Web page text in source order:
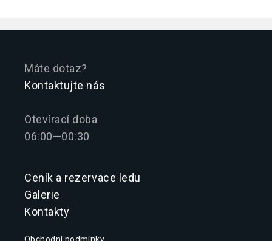
Máte dotaz?
Kontaktujte nás
Otevírací doba
06:00—00:30
Ceník a rezervace ledu
Galerie
Kontakty